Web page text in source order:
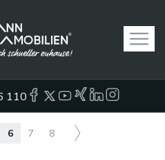
110
6 7 8